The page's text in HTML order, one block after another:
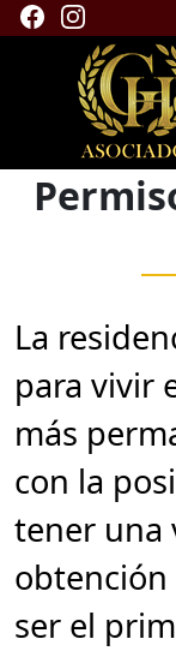
La
para vivir
más
con la
tener una
obtención
ser el